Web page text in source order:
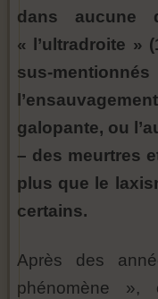
dans aucune
« l’ultradroite »
sus-
galopante, ou
– des meurtres
plus que le
certains.
Après des
phénomène »,